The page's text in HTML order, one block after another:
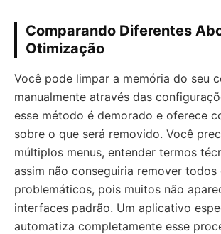
Comparando Diferentes
Otimização
Você pode limpar a memória do seu
manualmente através das
esse método é demorado e oferece
sobre o que será removido. Você
múltiplos menus, entender termos
assim não conseguiria remover todos
problemáticos, pois muitos não
interfaces padrão. Um aplicativo
automatiza completamente esse